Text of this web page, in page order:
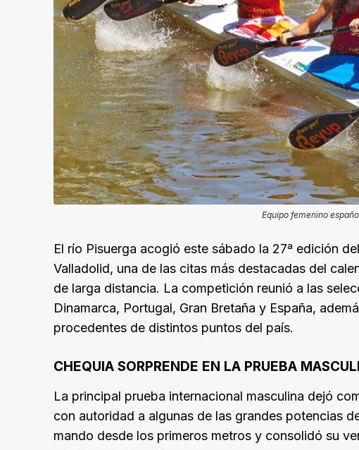
Equipo femenino
El río Pisuerga acogió este sábado la 27ª edición
Valladolid, una de las citas más destacadas del
de larga distancia. La competición reunió a las
Dinamarca, Portugal, Gran Bretaña y España,
procedentes de distintos puntos del país.
CHEQUIA SORPRENDE EN LA PRUEBA
La principal prueba internacional masculina dejó
con autoridad a algunas de las grandes potencias
mando desde los primeros metros y consolidó su